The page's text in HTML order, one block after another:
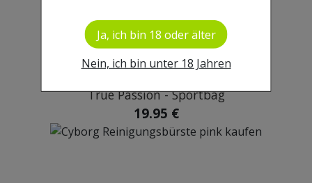
Ja, ich bin 18 oder älter
Nein, ich bin unter 18 Jahren
True Passion - Sportbag
19.95 €